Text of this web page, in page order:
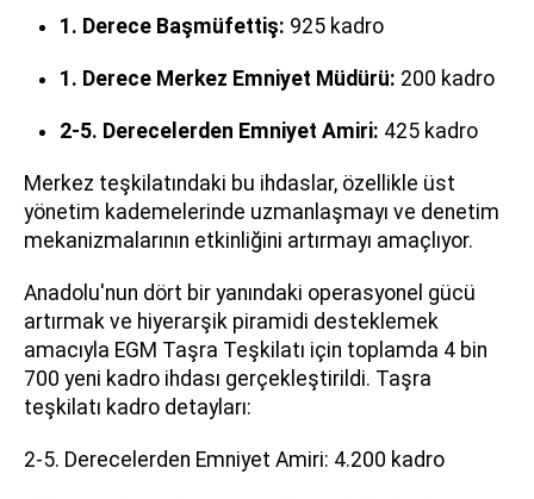
1. Derece Başmüfettiş: 925 kadro
1. Derece Merkez Emniyet Müdürü: 200 kadro
2-5. Derecelerden Emniyet Amiri: 425 kadro
Merkez teşkilatındaki bu ihdaslar, özellikle üst
yönetim kademelerinde uzmanlaşmayı ve denetim
mekanizmalarının etkinliğini artırmayı amaçlıyor.
Anadolu'nun dört bir yanındaki operasyonel gücü
artırmak ve hiyerarşik piramidi desteklemek
amacıyla EGM Taşra Teşkilatı için toplamda 4 bin
700 yeni kadro ihdası gerçekleştirildi. Taşra
teşkilatı kadro detayları:
2-5. Derecelerden Emniyet Amiri: 4.200 kadro